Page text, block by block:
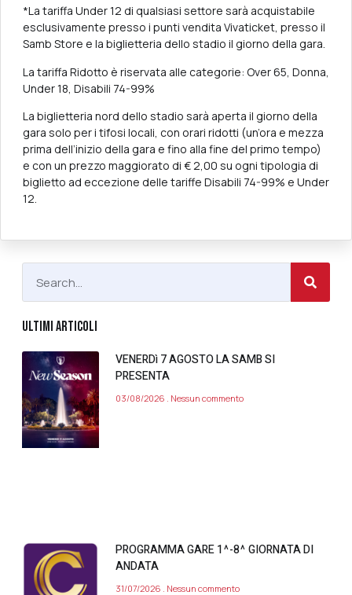
*La tariffa Under 12 di qualsiasi settore sarà acquistabile
esclusivamente presso i punti vendita Vivaticket, presso il
Samb Store e la biglietteria dello stadio il giorno della gara.
La tariffa Ridotto è riservata alle categorie: Over 65, Donna,
Under 18, Disabili 74-99%
La biglietteria nord dello stadio sarà aperta il giorno della
gara solo per i tifosi locali, con orari ridotti (un’ora e mezza
prima dell’inizio della gara e fino alla fine del primo tempo)
e con un prezzo maggiorato di € 2,00 su ogni tipologia di
biglietto ad eccezione delle tariffe Disabili 74-99% e Under
12.
ULTIMI ARTICOLI
VENERDì 7 AGOSTO LA SAMB SI
PRESENTA
03/08/2026 Nessun commento
PROGRAMMA GARE 1^-8^ GIORNATA DI
ANDATA
31/07/2026 Nessun commento